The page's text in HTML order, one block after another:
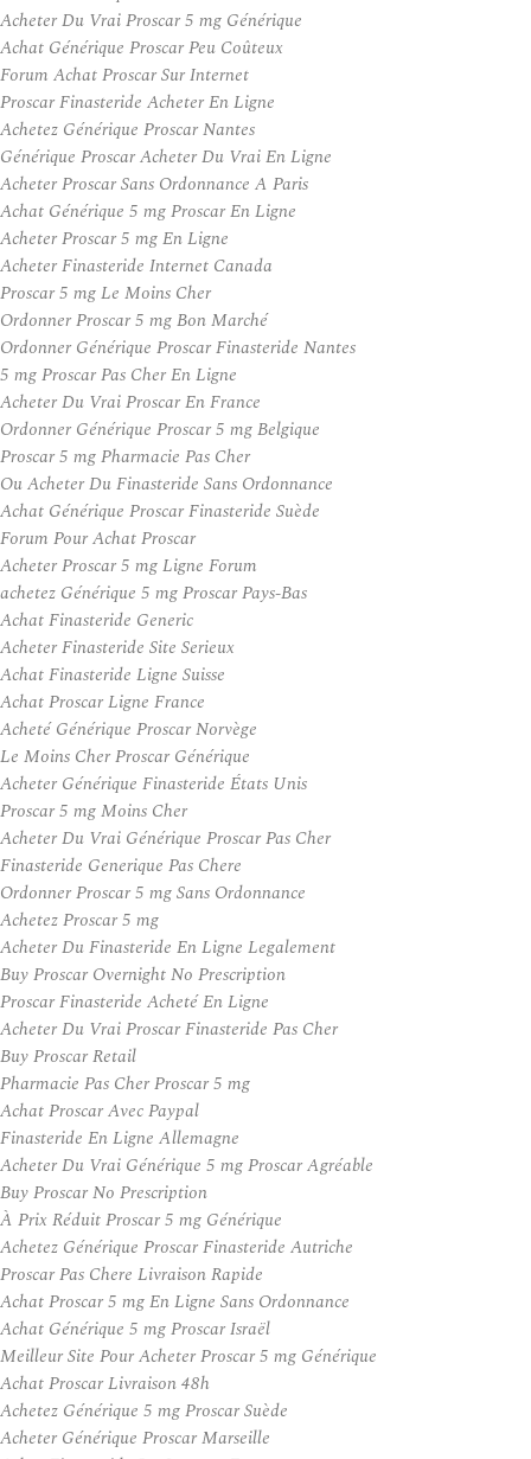
Acheter Du Vrai Proscar 5 mg Générique
Achat Générique Proscar Peu Coûteux
Forum Achat Proscar Sur Internet
Proscar Finasteride Acheter En Ligne
Achetez Générique Proscar Nantes
Générique Proscar Acheter Du Vrai En Ligne
Acheter Proscar Sans Ordonnance A Paris
Achat Générique 5 mg Proscar En Ligne
Acheter Proscar 5 mg En Ligne
Acheter Finasteride Internet Canada
Proscar 5 mg Le Moins Cher
Ordonner Proscar 5 mg Bon Marché
Ordonner Générique Proscar Finasteride Nantes
5 mg Proscar Pas Cher En Ligne
Acheter Du Vrai Proscar En France
Ordonner Générique Proscar 5 mg Belgique
Proscar 5 mg Pharmacie Pas Cher
Ou Acheter Du Finasteride Sans Ordonnance
Achat Générique Proscar Finasteride Suède
Forum Pour Achat Proscar
Acheter Proscar 5 mg Ligne Forum
achetez Générique 5 mg Proscar Pays-Bas
Achat Finasteride Generic
Acheter Finasteride Site Serieux
Achat Finasteride Ligne Suisse
Achat Proscar Ligne France
Acheté Générique Proscar Norvège
Le Moins Cher Proscar Générique
Acheter Générique Finasteride États Unis
Proscar 5 mg Moins Cher
Acheter Du Vrai Générique Proscar Pas Cher
Finasteride Generique Pas Chere
Ordonner Proscar 5 mg Sans Ordonnance
Achetez Proscar 5 mg
Acheter Du Finasteride En Ligne Legalement
Buy Proscar Overnight No Prescription
Proscar Finasteride Acheté En Ligne
Acheter Du Vrai Proscar Finasteride Pas Cher
Buy Proscar Retail
Pharmacie Pas Cher Proscar 5 mg
Achat Proscar Avec Paypal
Finasteride En Ligne Allemagne
Acheter Du Vrai Générique 5 mg Proscar Agréable
Buy Proscar No Prescription
À Prix Réduit Proscar 5 mg Générique
Achetez Générique Proscar Finasteride Autriche
Proscar Pas Chere Livraison Rapide
Achat Proscar 5 mg En Ligne Sans Ordonnance
Achat Générique 5 mg Proscar Israël
Meilleur Site Pour Acheter Proscar 5 mg Générique
Achat Proscar Livraison 48h
Achetez Générique 5 mg Proscar Suède
Acheter Générique Proscar Marseille